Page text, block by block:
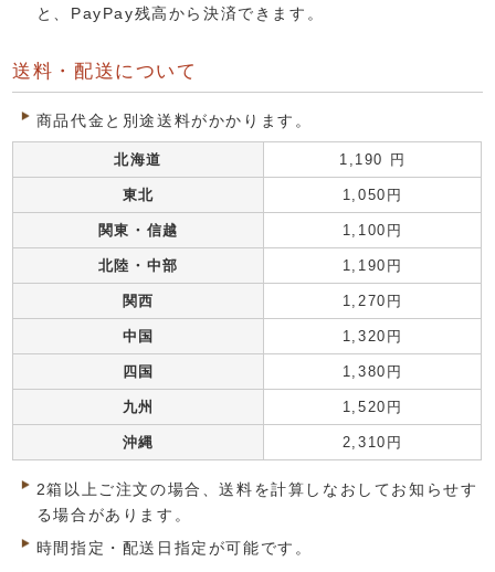
と、PayPay残高から決済できます。
送料・配送について
商品代金と別途送料がかかります。
北海道 1,190 円
東北 1,050円
関東・信越 1,100円
北陸・中部 1,190円
関西 1,270円
中国 1,320円
四国 1,380円
九州 1,520円
沖縄 2,310円
2箱以上ご注文の場合、送料を計算しなおしてお知らせす
る場合があります。
時間指定・配送日指定が可能です。